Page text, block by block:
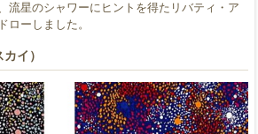
流星のシャワーにヒントを得たリバティ・ア
ローしました。
イ）